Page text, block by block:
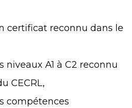
certificat reconnu dans le
niveaux A1 à C2 reconnu
CECRL,
compétences